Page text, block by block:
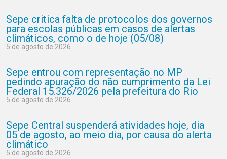
Sepe critica falta de protocolos dos governos
para escolas públicas em casos de alertas
climáticos, como o de hoje (05/08)
5 de agosto de 2026
Sepe entrou com representação no MP
pedindo apuração do não cumprimento da Lei
Federal 15.326/2026 pela prefeitura do Rio
5 de agosto de 2026
Sepe Central suspenderá atividades hoje, dia
05 de agosto, ao meio dia, por causa do alerta
climático
5 de agosto de 2026